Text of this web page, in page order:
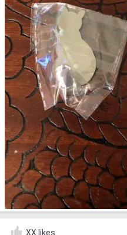
XX likes